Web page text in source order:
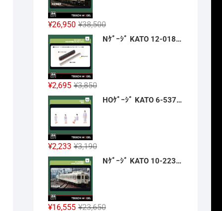
¥14,300
で
は
¥10,010
¥38,500元
の
で
¥26,950
現
在
¥26,950
Nｹﾞｰｼﾞ KATO 12-018 旅するNｹﾞｰｼﾞ 35系4000番台 SLやまぐち号 新製品 2026年12月予定
¥3,850元
の
¥3,850
で
¥2,695
現
在
は
¥2,695
HOｹﾞｰｼﾞ KATO 6-537 浴衣の乗客 新製品 2026年12月予定
¥3,190元
の
¥3,190
¥2,233
現
在
は
Nｹﾞｰｼﾞ KATO 10-2235 京王帝都電鉄5000系(冷房改造車) 4両基本ｾｯﾄ 新製品 2026年12月予定
¥23,650元
¥16,555
現